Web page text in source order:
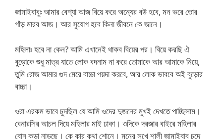
জামাইবাবুঃ আমার বেশ্যা আজ বিয়ে করে অন্যের বউ হবে, মন ভরে তোর
গাঁড় মারব আজ। আর সুযোগ হবে কিনা জীবনে কে জানে।
মহিলাঃ হবে না কেন? আমি এখানেই থাকব বিয়ের পর। বিয়ে করছি ঐ
বুড়োকে শুধু মাত্র যাতে লোক বদনাম না করে তোমাকে আর আমাকে নিয়ে,
তুমি রোজ আমার গুদ মেরে বাচ্চা পয়দা করবে, আর লোক ভাববে অই বুড়োর
বাচ্চা।
ওরা এরকম ভাবে চুদছিল যে আমি ওদের দুজনের মুখই দেখতে পাচ্ছিলাম।
বেনারসির আচল দিয়ে মহিলার মাই ঢাকা। ওদিকে দরজার বাইরে মহিলার
বোন কড়া নাড়ছে। কে কার কথা শোনে। মনের সুখে শালী জামাইবাবু চুদে